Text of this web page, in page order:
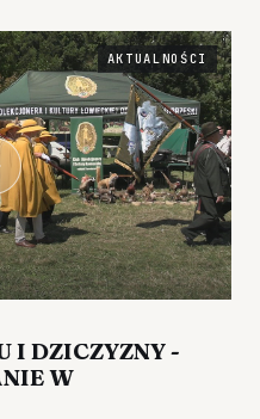
AKTUALNOŚCI
I DZICZYZNY -
W